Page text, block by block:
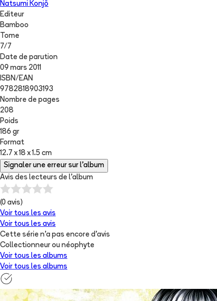
Natsumi Konjō
Editeur
Bamboo
Tome
7/ 7
Date de parution
09 mars 2011
ISBN/EAN
9782818903193
Nombre de pages
208
Poids
186 gr
Format
12.7 x 18 x 1.5 cm
Signaler une erreur sur l'album
Avis des lecteurs de l'album
(0 avis)
Voir tous les avis
Voir tous les avis
Cette série n'a pas encore d'avis
Collectionneur ou néophyte
Voir tous les albums
Voir tous les albums